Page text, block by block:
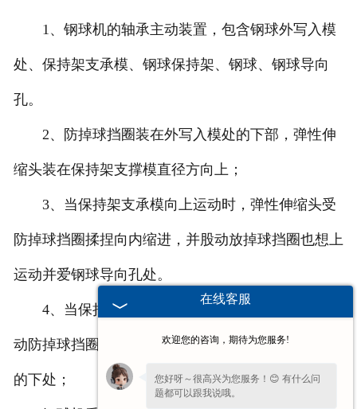
1、钢球机的轴承主动装置，包含钢球外写入模
处、保持架支承模、钢球保持架、钢球、钢球导向
孔。
2、防掉球挡圈装在外写入模处的下部，弹性伸
缩头装在保持架支撑模直径方向上；
3、当保持架支承模向上运动时，弹性伸缩头受
防掉球挡圈揉捏向内缩进，并股动放掉球挡圈也想上
运动并爱钢球导向孔处。
4、当保持架支承模向下运动时，弹性伸缩头股
动防掉球挡圈也向下运动，弹性伸缩头在防掉球挡圈
的下处；
在线客服
欢迎您的咨询，期待为您服务!
您好呀～很高兴为您服务！😊 有什么问
题都可以跟我说哦。